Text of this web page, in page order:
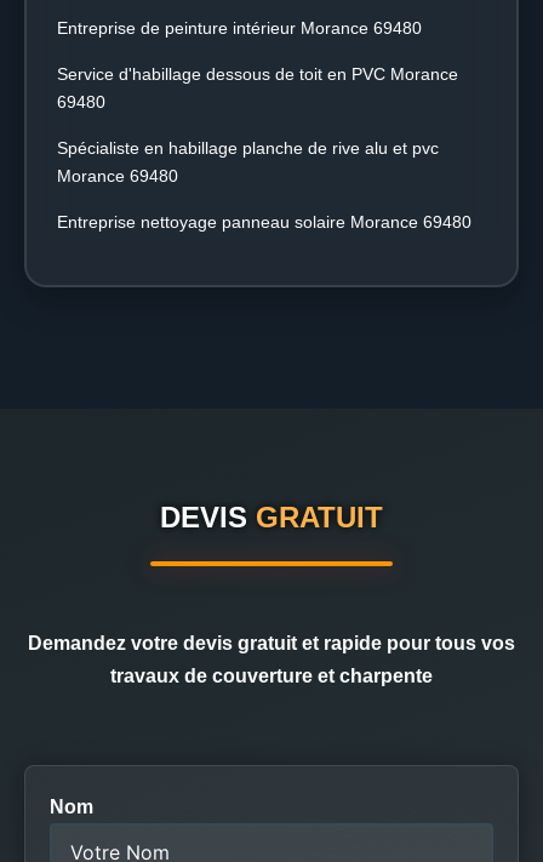
Entreprise de peinture intérieur Morance 69480
Service d'habillage dessous de toit en PVC Morance
69480
Spécialiste en habillage planche de rive alu et pvc
Morance 69480
Entreprise nettoyage panneau solaire Morance 69480
DEVIS GRATUIT
Demandez votre devis gratuit et rapide pour tous vos
travaux de couverture et charpente
Nom